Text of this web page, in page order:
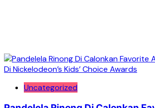
Uncategorized